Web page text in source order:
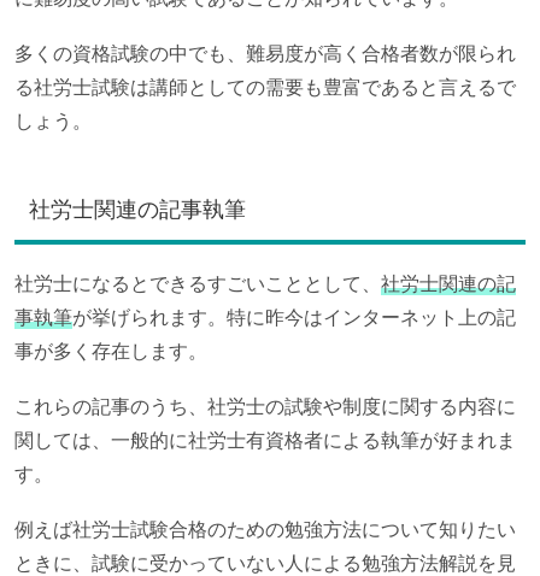
多くの資格試験の中でも、難易度が高く合格者数が限られ
る社労士試験は講師としての需要も豊富であると言えるで
しょう。
社労士関連の記事執筆
社労士になるとできるすごいこととして、 社労士関連の記
事執筆が挙げられます。特に昨今はインターネット上の記
事が多く存在します。
これらの記事のうち、社労士の試験や制度に関する内容に
関しては、一般的に社労士有資格者による執筆が好まれま
す。
例えば社労士試験合格のための勉強方法について知りたい
ときに、試験に受かっていない人による勉強方法解説を見